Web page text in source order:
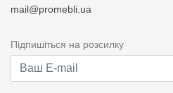
mail@promebli.ua
Підпишіться на розсилку